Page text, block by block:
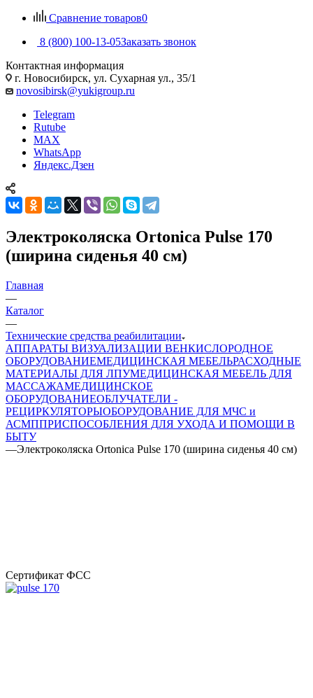
Сравнение товаров0
8 (800) 100-13-05Заказать звонок
Контактная информация
г. Новосибирск, ул. Сухарная ул., 35/1
novosibirsk@yukigroup.ru
Telegram
Rutube
MAX
WhatsApp
Яндекс.Дзен
Электроколяска Ortonica Pulse 170
(ширина сиденья 40 см)
Главная
—
Каталог
—
Технические средства реабилитации
АППАРАТЫ ВИЗУАЛИЗАЦИИ ВЕНКИСЛОРОДНОЕ
ОБОРУДОВАНИЕМЕДИЦИНСКАЯ МЕБЕЛЬРАСХОДНЫЕ
МАТЕРИАЛЫ ДЛЯ ЛПУМЕДИЦИНСКАЯ МЕБЕЛЬ ДЛЯ
МАССАЖАМЕДИЦИНСКОЕ
ОБОРУДОВАНИЕОБЛУЧАТЕЛИ -
РЕЦИРКУЛЯТОРЫОБОРУДОВАНИЕ ДЛЯ МЧС и
АСМППРИСПОСОБЛЕНИЯ ДЛЯ УХОДА И ПОМОЩИ В
БЫТУ
—Электроколяска Ortonica Pulse 170 (ширина сиденья 40 см)
Сертификат ФСС